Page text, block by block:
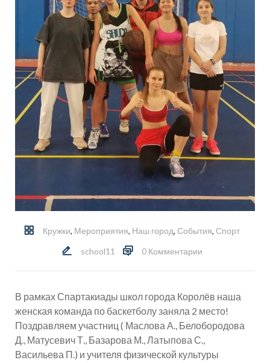
Кружки, Мероприятия, Наш город, События, Спорт
school11
0 Комментарии
В рамках Спартакиады школ города Королёв наша
женская команда по баскетболу заняла 2 место!
Поздравляем участниц ( Маслова А., Белобородова
Д., Матусевич Т., Базарова М., Латыпова С.,
Васильева П.) и учителя физической культуры